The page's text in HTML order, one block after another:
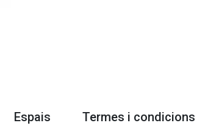
Espais Termes i condicions